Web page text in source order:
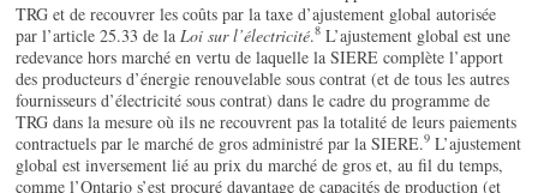
TRG et de recouvrer les coûts par la taxe d’ajustement global autorisée
par l’article 25.33 de la Loi sur l’électricité.8 L’ajustement global est une
redevance hors marché en vertu de laquelle la SIERE complète l’apport
des producteurs d’énergie renouvelable sous contrat (et de tous les autres
fournisseurs d’électricité sous contrat) dans le cadre du programme de
TRG dans la mesure où ils ne recouvrent pas la totalité de leurs paiements
contractuels par le marché de gros administré par la SIERE.9 L’ajustement
global est inversement lié au prix du marché de gros et, au fil du temps,
comme l’Ontario s’est procuré davantage de capacités de production (et